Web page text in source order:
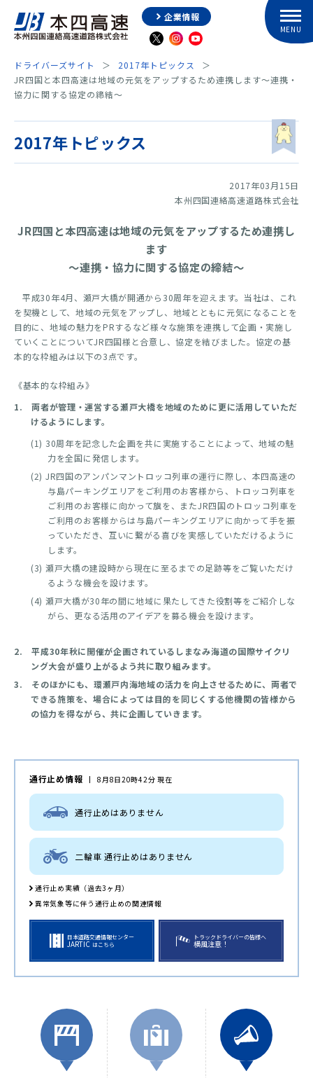
企業情報
ドライバーズサイト
2017年トピックス
JR四国と本四高速は地域の元気をアップするため連携します～連携・
協力に関する協定の締結～
2017年トピックス
2017年03月15日
本州四国連絡高速道路株式会社
JR四国と本四高速は地域の元気をアップするため連携し
ます
～連携・協力に関する協定の締結～
平成30年4月、瀬戸大橋が開通から30周年を迎えます。当社は、これ
を契機として、地域の元気をアップし、地域とともに元気になることを
目的に、地域の魅力をPRするなど様々な施策を連携して企画・実施し
ていくことについてJR四国様と合意し、協定を結びました。協定の基
本的な枠組みは以下の3点です。
《基本的な枠組み》
1. 両者が管理・運営する瀬戸大橋を地域のために更に活用していただ
けるようにします。
(1) 30周年を記念した企画を共に実施することによって、地域の魅
力を全国に発信します。
(2) JR四国のアンパンマントロッコ列車の運行に際し、本四高速の
与島パーキングエリアをご利用のお客様から、トロッコ列車を
ご利用のお客様に向かって旗を、またJR四国のトロッコ列車を
ご利用のお客様からは与島パーキングエリアに向かって手を振
っていただき、互いに繋がる喜びを実感していただけるように
します。
(3) 瀬戸大橋の建設時から現在に至るまでの足跡等をご覧いただけ
るような機会を設けます。
(4) 瀬戸大橋が30年の間に地域に果たしてきた役割等をご紹介しな
がら、更なる活用のアイデアを募る機会を設けます。
2. 平成30年秋に開催が企画されているしまなみ海道の国際サイクリ
ング大会が盛り上がるよう共に取り組みます。
3. そのほかにも、環瀬戸内海地域の活力を向上させるために、両者で
できる施策を、場合によっては目的を同じくする他機関の皆様から
の協力を得ながら、共に企画していきます。
通行止め情報 8月8日20時42分 現在
通行止めはありません
二輪車 通行止めはありません
通行止め実績（過去3ヶ月）
異常気象等に伴う通行止めの関連情報
日本道路交通情報センター
JARTIC はこちら
トラックドライバーの皆様へ
横風注意！